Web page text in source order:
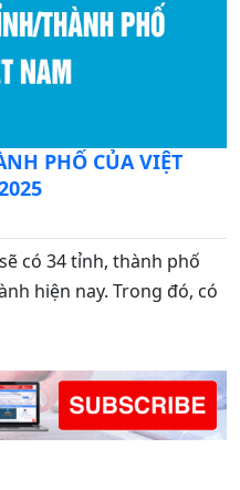
PHỐ CỦA VIỆT
có 34 tỉnh, thành phố
hiện nay. Trong đó, có